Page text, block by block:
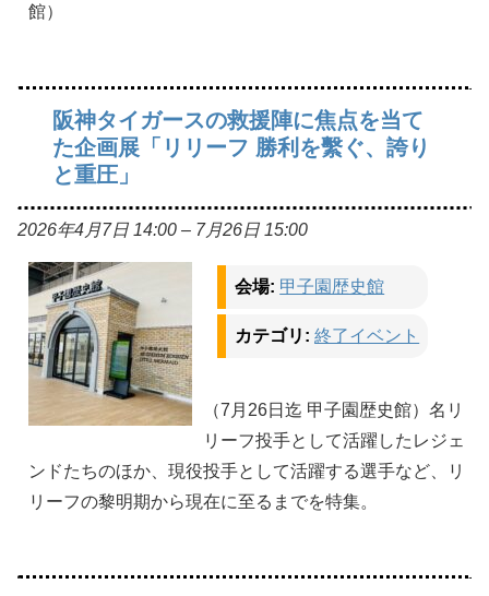
館）
阪神タイガースの救援陣に焦点を当て
た企画展「リリーフ 勝利を繫ぐ、誇り
と重圧」
2026年4月7日 14:00 – 7月26日 15:00
会場: 甲子園歴史館
カテゴリ: 終了イベント
（7月26日迄 甲子園歴史館）名リ
リーフ投手として活躍したレジェ
ンドたちのほか、現役投手として活躍する選手など、リ
リーフの黎明期から現在に至るまでを特集。